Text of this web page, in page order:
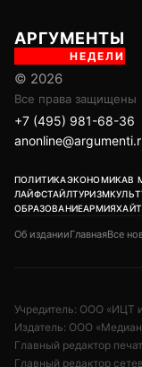
АРГУМЕНТЫ
НЕДЕЛИ
© 2026
Все права защищены
+7 (495) 981-68-36
ПОЛИТИКАЭКОНОМИКАВ
ЛАЙФСТАЙЛТУРИЗМ
ОБРАЗОВАНИЕАРМИЯ
Об изданииГлавнаяВсе
Учредитель: ООО «ИЦТ
Издатель: ООО
Главный редактор
Главный редактор